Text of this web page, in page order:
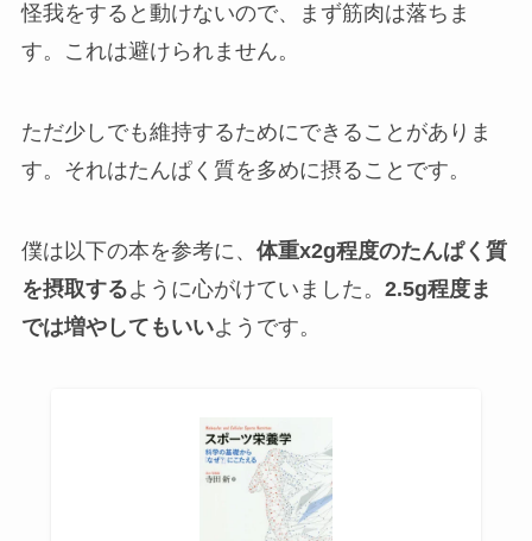
怪我をすると動けないので、まず筋肉は落ちま
す。これは避けられません。
ただ少しでも維持するためにできることがありま
す。それはたんぱく質を多めに摂ることです。
僕は以下の本を参考に、 体重x2g程度のたんぱく質
を摂取するように心がけていました。 2.5g程度ま
では増やしてもいいようです。